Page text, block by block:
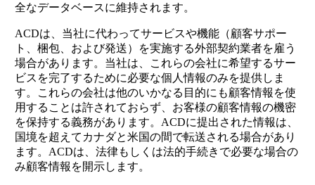
全なデータベースに維持されます。
ACDは、当社に代わってサービスや機能（顧客サポー
ト、梱包、および発送）を実施する外部契約業者を雇う
場合があります。当社は、これらの会社に希望するサー
ビスを完了するために必要な個人情報のみを提供しま
す。これらの会社は他のいかなる目的にも顧客情報を使
用することは許されておらず、お客様の顧客情報の機密
を保持する義務があります。ACDに提出された情報は、
国境を超えてカナダと米国の間で転送される場合があり
ます。ACDは、法律もしくは法的手続きで必要な場合の
み顧客情報を開示します。